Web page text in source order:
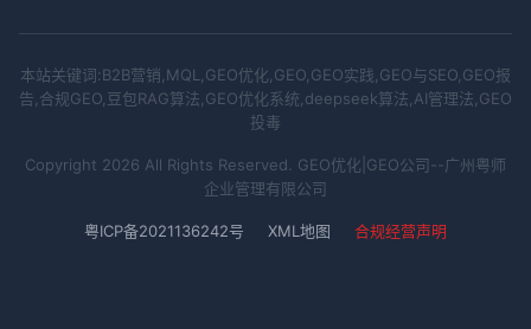
本站关键词:B2B营销,MQL,GEO优化,GEO,GEO实践,GEO与SEO,GEO报
告,合规GEO,豆包RAG算法,GEO优化系统,deepseek算法,AI管理法,GEO
投毒
Copyright 2026 All Rights Reserved. GEO优化|GEO公司--广州粤师
企业管理有限公司
粤ICP备2021136242号 XML地图 合规经营声明